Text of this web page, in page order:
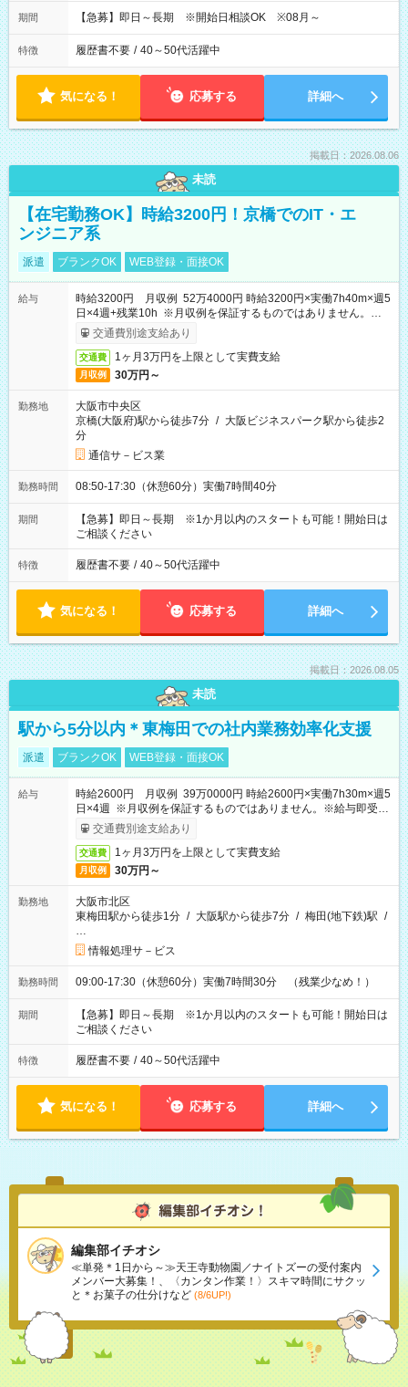
期間 【急募】即日～長期 ※開始日相談OK ※08月～
特徴 履歴書不要 / 40～50代活躍中
気になる！ 応募する 詳細へ
掲載日：2026.08.06
未読
【在宅勤務OK】時給3200円！京橋でのIT・エ
ンジニア系
派遣 ブランクOK WEB登録・面接OK
給与
時給3200円 月収例 52万4000円 時給3200円×実働7h40m×週5
日×4週+残業10h ※月収例を保証するものではありません。※給
与即受取りサービス利用可（利用条件有）
交通費別途支給あり
交通費 1ヶ月3万円を上限として実費支給
月収例 30万円～
勤務地
大阪市中央区
京橋(大阪府)駅から徒歩7分 / 大阪ビジネスパーク駅から徒歩2
分
通信サ－ビス業
勤務時間 08:50-17:30（休憩60分）実働7時間40分
期間
【急募】即日～長期 ※1か月以内のスタートも可能！開始日は
ご相談ください
特徴 履歴書不要 / 40～50代活躍中
気になる！ 応募する 詳細へ
掲載日：2026.08.05
未読
駅から5分以内＊東梅田での社内業務効率化支援
派遣 ブランクOK WEB登録・面接OK
給与
時給2600円 月収例 39万0000円 時給2600円×実働7h30m×週5
日×4週 ※月収例を保証するものではありません。※給与即受取
りサービス利用可（利用条件有）
交通費別途支給あり
交通費 1ヶ月3万円を上限として実費支給
月収例 30万円～
勤務地
大阪市北区
東梅田駅から徒歩1分 / 大阪駅から徒歩7分 / 梅田(地下鉄)駅 /
…
情報処理サ－ビス
勤務時間 09:00-17:30（休憩60分）実働7時間30分 （残業少なめ！）
期間
【急募】即日～長期 ※1か月以内のスタートも可能！開始日は
ご相談ください
特徴 履歴書不要 / 40～50代活躍中
気になる！ 応募する 詳細へ
編集部イチオシ
≪単発＊1日から～≫天王寺動物園／ナイトズーの受付案内
メンバー大募集！、〈カンタン作業！〉スキマ時間にサクッ
と＊お菓子の仕分けなど (8/6UP!)